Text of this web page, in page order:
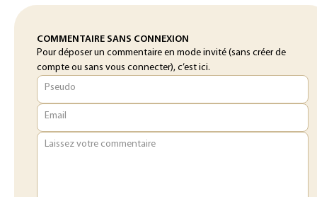
COMMENTAIRE SANS CONNEXION
Pour déposer un commentaire en mode invité (sans créer de
compte ou sans vous connecter), c’est ici.
Pseudo
Email
Laissez votre commentaire